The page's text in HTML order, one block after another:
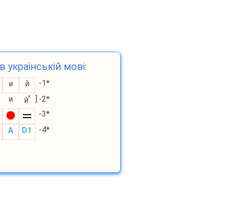
в українській мові:
и й
-1*
и й’ ] -2*
-3*
A D1
-4*